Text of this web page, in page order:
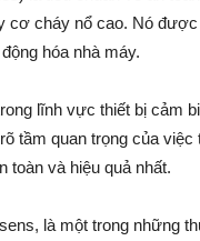
cơ cháy nổ cao. Nó
hóa nhà máy.
lĩnh vực thiết bị cảm
tầm quan trọng của
toàn và hiệu quả nhất.
là một trong những